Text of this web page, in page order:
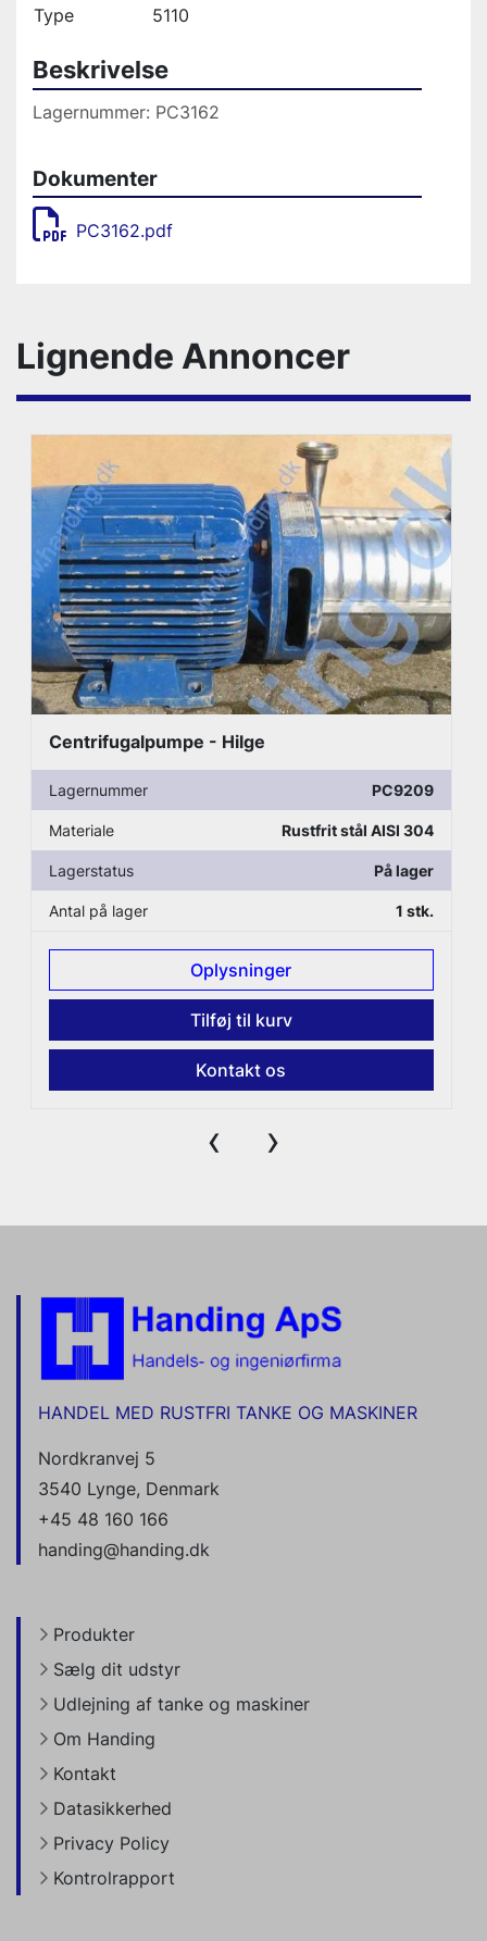
Type
5110
Beskrivelse
Lagernummer: PC3162
Dokumenter
PC3162.pdf
Lignende Annoncer
Centrifugalpumpe - Hilge
Lagernummer PC9209
Materiale Rustfrit stål AISI 304
Lagerstatus På lager
Antal på lager 1 stk.
Oplysninger
Tilføj til kurv
Kontakt os
‹ ›
HANDEL MED RUSTFRI TANKE OG MASKINER
Nordkranvej 5
3540 Lynge, Denmark
+45 48 160 166
handing@handing.dk
Produkter
Sælg dit udstyr
Udlejning af tanke og maskiner
Om Handing
Kontakt
Datasikkerhed
Privacy Policy
Kontrolrapport